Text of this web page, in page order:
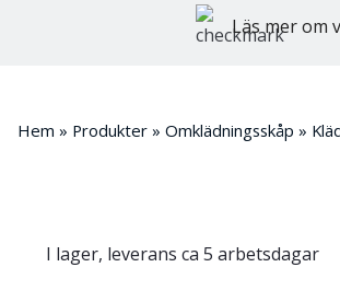
Läs mer om
Hem » Produkter » Omklädningsskåp »
I lager, leverans ca 5 arbetsdagar